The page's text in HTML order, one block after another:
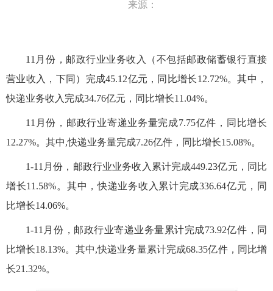
来源：
11月份，邮政行业业务收入（不包括邮政储蓄银行直接
营业收入，下同）完成45.12亿元，同比增长12.72%。其中，
快递业务收入完成34.76亿元，同比增长11.04%。
11月份，邮政行业寄递业务量完成7.75亿件，同比增长
12.27%。其中,快递业务量完成7.26亿件，同比增长15.08%。
1-11月份，邮政行业业务收入累计完成449.23亿元，同比
增长11.58%。其中，快递业务收入累计完成336.64亿元，同
比增长14.06%。
1-11月份，邮政行业寄递业务量累计完成73.92亿件，同
比增长18.13%。其中,快递业务量累计完成68.35亿件，同比增
长21.32%。